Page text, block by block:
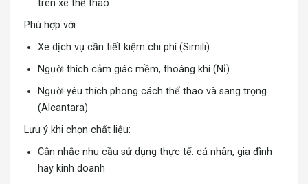
trên xe thể thao
Phù hợp với:
Xe dịch vụ cần tiết kiệm chi phí (Simili)
Người thích cảm giác mềm, thoáng khí (Nỉ)
Người yêu thích phong cách thể thao và sang trọng
(Alcantara)
Lưu ý khi chọn chất liệu:
Cân nhắc nhu cầu sử dụng thực tế: cá nhân, gia đình
hay kinh doanh